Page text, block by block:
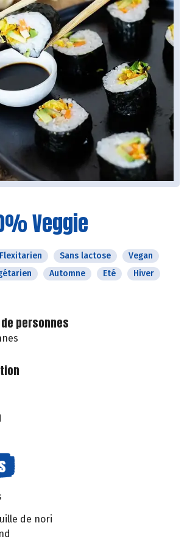
Veggie
Flexitarien Sans lactose
Vegan
Automne Eté
Hiver
personnes
de nori